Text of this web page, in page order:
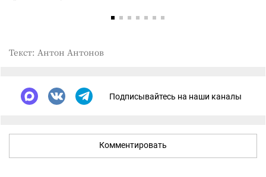
Текст: Антон Антонов
Подписывайтесь на наши каналы
Комментировать